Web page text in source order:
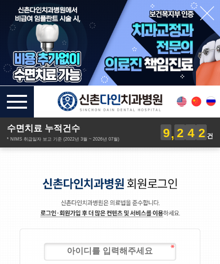
수면치료 누적건수
* NIMS 취급일자 보고 기준 (2022년 3월 ~ 2026년 07월) 9 2 4 2 건